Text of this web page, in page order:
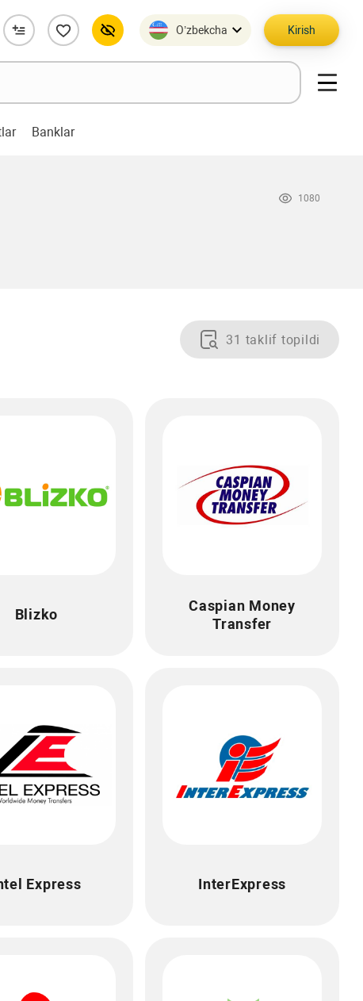
O’zbekcha Kirish
Banklar
1080
31 taklif topildi
Blizko
Caspian Money
Transfer
Express InterExpress